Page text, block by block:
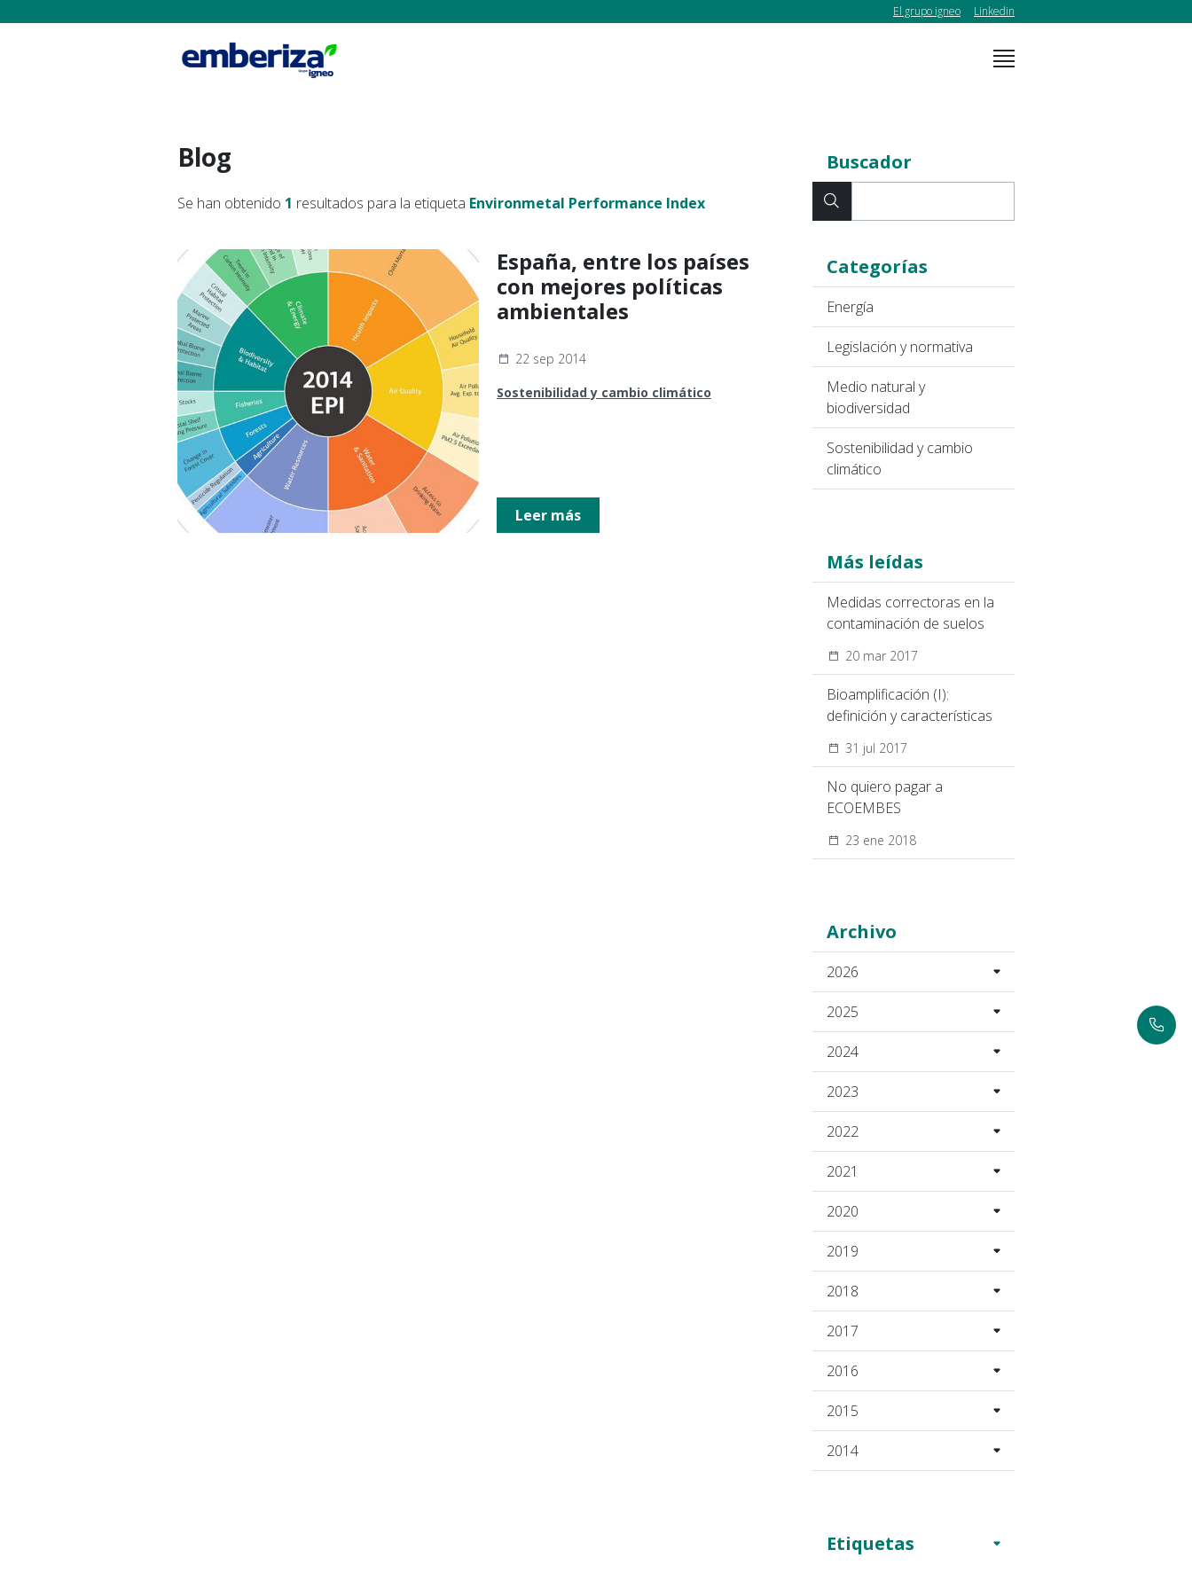
El grupo igneo Linkedin
Buscador
Categorías
Energía
Legislación y normativa
Medio natural y
biodiversidad
Sostenibilidad y cambio
climático
Más leídas
Medidas correctoras en la
contaminación de suelos
20 mar 2017
Bioamplificación (I):
definición y características
31 jul 2017
No quiero pagar a
ECOEMBES
23 ene 2018
Archivo
2026
2025
2024
2023
2022
2021
2020
2019
2018
2017
2016
2015
2014
Etiquetas
Blog
Se han obtenido 1 resultados para la etiqueta Environmetal Performance Index
España, entre los países
con mejores políticas
ambientales
22 sep 2014
Sostenibilidad y cambio climático
Leer más